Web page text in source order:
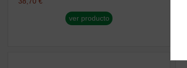
ver producto